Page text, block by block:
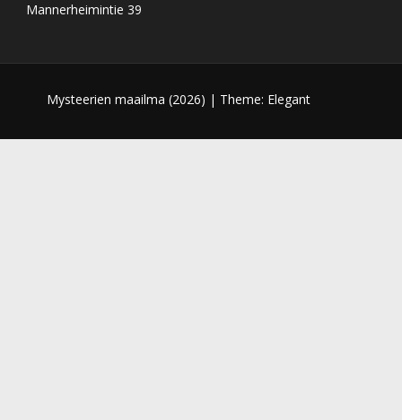
Mannerheimintie 39
Mysteerien maailma (2026) | Theme: Elegant